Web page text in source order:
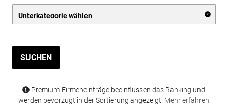
SUCHEN
Premium-Firmeneinträge beeinflussen das Ranking und
werden bevorzugt in der Sortierung angezeigt. Mehr erfahren